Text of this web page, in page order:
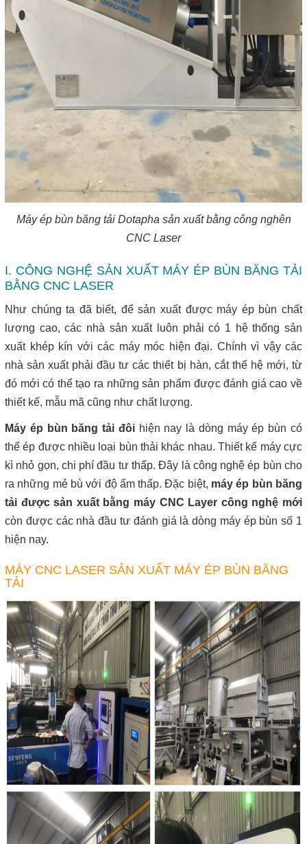
Máy ép bùn băng tải Dotapha sản xuất bằng công nghên
CNC Laser
I. CÔNG NGHỆ SẢN XUẤT MÁY ÉP BÙN BĂNG TẢI
BẰNG CNC LASER
Như chúng ta đã biết, để sản xuất được máy ép bùn chất
lượng cao, các nhà sản xuất luôn phải có 1 hệ thống sản
xuất khép kín với các máy móc hiện đại. Chính vì vậy các
nhà sản xuất phải đầu tư các thiết bị hàn, cắt thế hệ mới, từ
đó mới có thể tạo ra những sản phẩm được đánh giá cao về
thiết kế, mẫu mã cũng như chất lượng.
Máy ép bùn băng tải đôihiện nay là dòng máy ép bùn có
thể ép được nhiều loại bùn thải khác nhau. Thiết kế máy cực
kì nhỏ gọn, chi phí đầu tư thấp. Đây là công nghệ ép bùn cho
ra những mẻ bù với độ ẩm thấp. Đặc biệt, máy ép bùn băng
tải được sản xuất bằng máy CNC Layer công nghệ mới
còn được các nhà đầu tư đánh giá là dòng máy ép bùn số 1
hiện nay.
MÁY CNC LASER SẢN XUẤT MÁY ÉP BÙN BĂNG
TẢI